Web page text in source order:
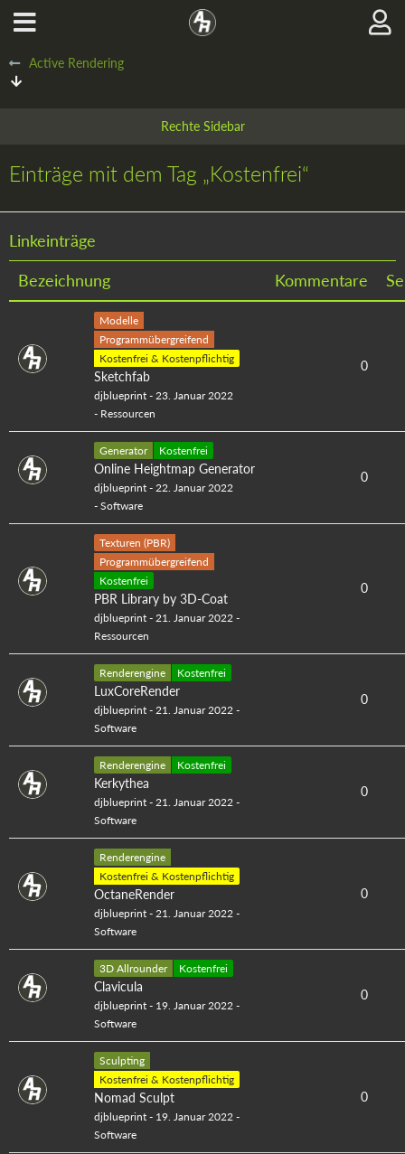
Active Rendering
Einträge mit dem Tag „Kostenfrei“
Linkeinträge
Bezeichnung
Kommentare
Modelle
Programmübergreifend
Kostenfrei & Kostenpflichtig
Sketchfab
djblueprint - 23. Januar 2022
- Ressourcen
0
Generator Kostenfrei
Online Heightmap Generator
djblueprint - 22. Januar 2022
- Software
0
Texturen (PBR)
Programmübergreifend
Kostenfrei
PBR Library by 3D-Coat
djblueprint - 21. Januar 2022 -
Ressourcen
0
Renderengine Kostenfrei
LuxCoreRender
djblueprint - 21. Januar 2022 -
Software
0
Renderengine Kostenfrei
Kerkythea
djblueprint - 21. Januar 2022 -
Software
0
Renderengine
Kostenfrei & Kostenpflichtig
OctaneRender
djblueprint - 21. Januar 2022 -
Software
0
3D Allrounder Kostenfrei
Clavicula
djblueprint - 19. Januar 2022 -
Software
0
Sculpting
Kostenfrei & Kostenpflichtig
Nomad Sculpt
djblueprint - 19. Januar 2022 -
Software
0